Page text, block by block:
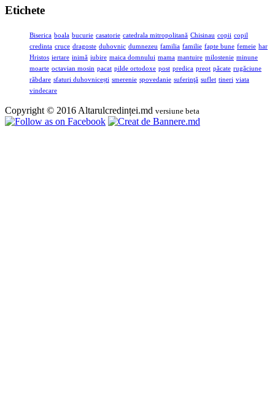
Etichete
Biserica boala bucurie casatorie catedrala mitropolitană Chisinau copii copil
credinta cruce dragoste duhovnic dumnezeu familia familie fapte bune femeie har
Hristos iertare inimă iubire maica domnului mama mantuire milostenie minune
moarte octavian mosin pacat pilde ortodoxe post predica preot păcate rugăciune
răbdare sfaturi duhovnicești smerenie spovedanie suferinţă suflet tineri viata
vindecare
Copyright © 2016 Altarulcredinței.md versiune beta